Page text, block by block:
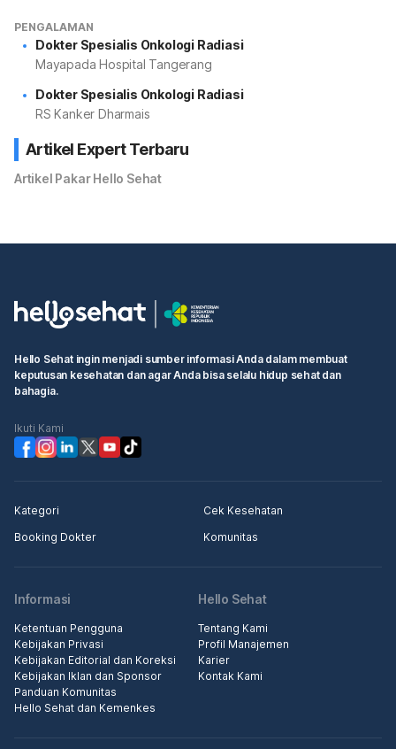
PENGALAMAN
Dokter Spesialis Onkologi Radiasi
Mayapada Hospital Tangerang
Dokter Spesialis Onkologi Radiasi
RS Kanker Dharmais
Artikel Expert Terbaru
Artikel Pakar Hello Sehat
Hello Sehat ingin menjadi sumber informasi Anda dalam membuat
keputusan kesehatan dan agar Anda bisa selalu hidup sehat dan
bahagia.
Ikuti Kami
Kategori
Cek Kesehatan
Booking Dokter
Komunitas
Informasi
Ketentuan Pengguna
Kebijakan Privasi
Kebijakan Editorial dan Koreksi
Kebijakan Iklan dan Sponsor
Panduan Komunitas
Hello Sehat dan Kemenkes
Hello Sehat
Tentang Kami
Profil Manajemen
Karier
Kontak Kami